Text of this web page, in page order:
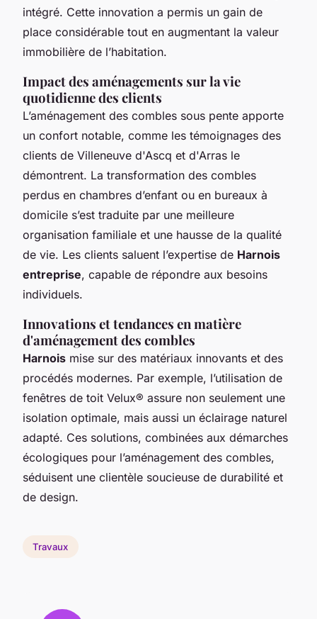
intégré. Cette innovation a permis un gain de
place considérable tout en augmentant la valeur
immobilière de l’habitation.
Impact des aménagements sur la vie
quotidienne des clients
L’aménagement des combles sous pente apporte
un confort notable, comme les témoignages des
clients de Villeneuve d'Ascq et d'Arras le
démontrent. La transformation des combles
perdus en chambres d’enfant ou en bureaux à
domicile s’est traduite par une meilleure
organisation familiale et une hausse de la qualité
de vie. Les clients saluent l’expertise de Harnois
entreprise, capable de répondre aux besoins
individuels.
Innovations et tendances en matière
d'aménagement des combles
Harnois mise sur des matériaux innovants et des
procédés modernes. Par exemple, l’utilisation de
fenêtres de toit Velux® assure non seulement une
isolation optimale, mais aussi un éclairage naturel
adapté. Ces solutions, combinées aux démarches
écologiques pour l’aménagement des combles,
séduisent une clientèle soucieuse de durabilité et
de design.
Travaux